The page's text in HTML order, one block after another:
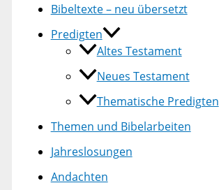
Bibeltexte – neu übersetzt
Predigten
Altes Testament
Neues Testament
Thematische Predigten
Themen und Bibelarbeiten
Jahreslosungen
Andachten